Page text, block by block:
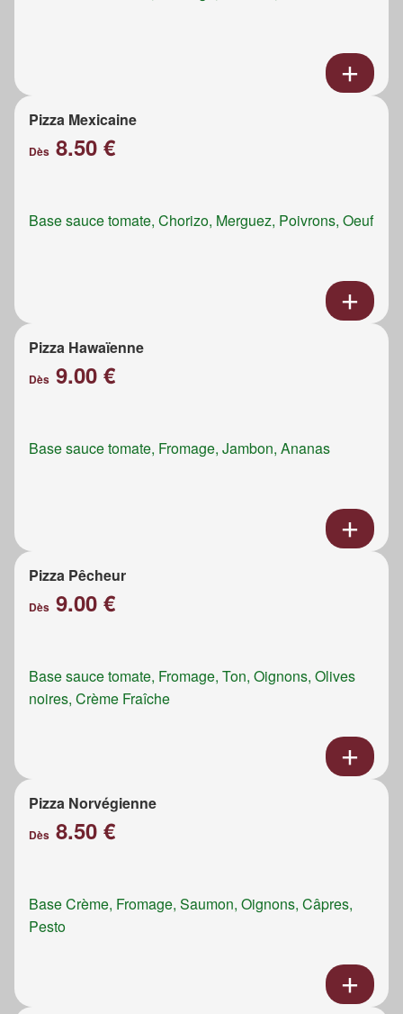
Pizza Mexicaine
Dès 8.50 €
Base sauce tomate, Chorizo, Merguez, Poivrons, Oeuf
Pizza Hawaïenne
Dès 9.00 €
Base sauce tomate, Fromage, Jambon, Ananas
Pizza Pêcheur
Dès 9.00 €
Base sauce tomate, Fromage, Ton, Oignons, Olives
noires, Crème Fraîche
Pizza Norvégienne
Dès 8.50 €
Base Crème, Fromage, Saumon, Oignons, Câpres,
Pesto